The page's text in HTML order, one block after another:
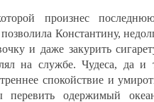
произнес
Константину,
и даже закурить
на службе. Чудеса, да и
спокойствие и
одержимый